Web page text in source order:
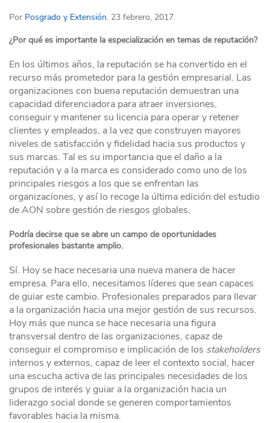
Por Posgrado y Extensión. 23 febrero, 2017.
¿Por qué es importante la especialización en temas de reputación?
En los últimos años, la reputación se ha convertido en el
recurso más prometedor para la gestión empresarial. Las
organizaciones con buena reputación demuestran una
capacidad diferenciadora para atraer inversiones,
conseguir y mantener su licencia para operar y retener
clientes y empleados, a la vez que construyen mayores
niveles de satisfacción y fidelidad hacia sus productos y
sus marcas. Tal es su importancia que el daño a la
reputación y a la marca es considerado como uno de los
principales riesgos a los que se enfrentan las
organizaciones, y así lo recoge la última edición del estudio
de AON sobre gestión de riesgos globales.
Podría decirse que se abre un campo de oportunidades
profesionales bastante amplio.
Sí. Hoy se hace necesaria una nueva manera de hacer
empresa. Para ello, necesitamos líderes que sean capaces
de guiar este cambio. Profesionales preparados para llevar
a la organización hacia una mejor gestión de sus recursos.
Hoy más que nunca se hace necesaria una figura
transversal dentro de las organizaciones, capaz de
conseguir el compromiso e implicación de los stakeholders
internos y externos, capaz de leer el contexto social, hacer
una escucha activa de las principales necesidades de los
grupos de interés y guiar a la organización hacia un
liderazgo social donde se generen comportamientos
favorables hacia la misma.